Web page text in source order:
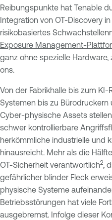
Reibungspunkte hat Tenable
Integration von OT-Discovery
risikobasiertes
Exposure Management-
ganz ohne spezielle
ons.
Von der Fabrikhalle bis zum
Systemen bis zu
Cyber-physische Assets
schwer kontrollierbare
herkömmliche industrielle und
hinausreicht. Mehr als die
OT-Sicherheit verantwortlich2 ,
gefährlicher blinder Fleck
physische Systeme
Betriebsstörungen hat viele
ausgebremst. Infolge dieser